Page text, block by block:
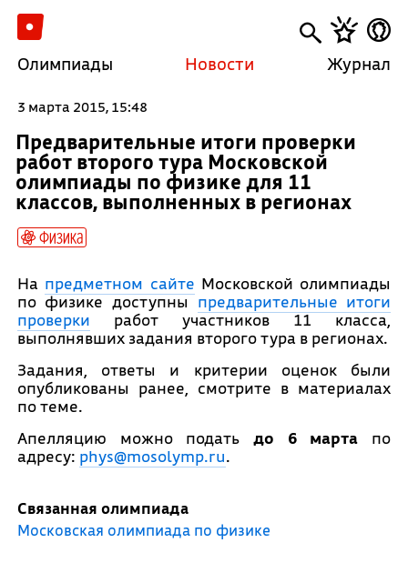
Олимпиады Новости Журнал
3 марта 2015, 15:48
Предварительные итоги проверки
работ второго тура Московской
олимпиады по физике для 11
классов, выполненных в регионах
Физика
На предметном сайте Московской олимпиады
по физике доступныпредварительные итоги
проверки работ участников 11 класса,
выполнявших задания второго тура в регионах.
Задания, ответы и критерии оценок были
опубликованы ранее, смотрите в материалах
по теме.
Апелляцию можно подать до 6 марта по
адресу: phys@mosolymp.ru.
Связанная олимпиада
Московская олимпиада по физике